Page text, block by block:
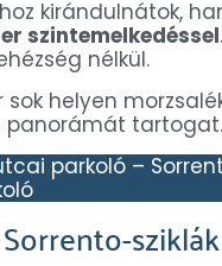
kirándulnátok,
szintemelkedéssel
nélkül.
helyen
panorámát tartogat.
parkoló –